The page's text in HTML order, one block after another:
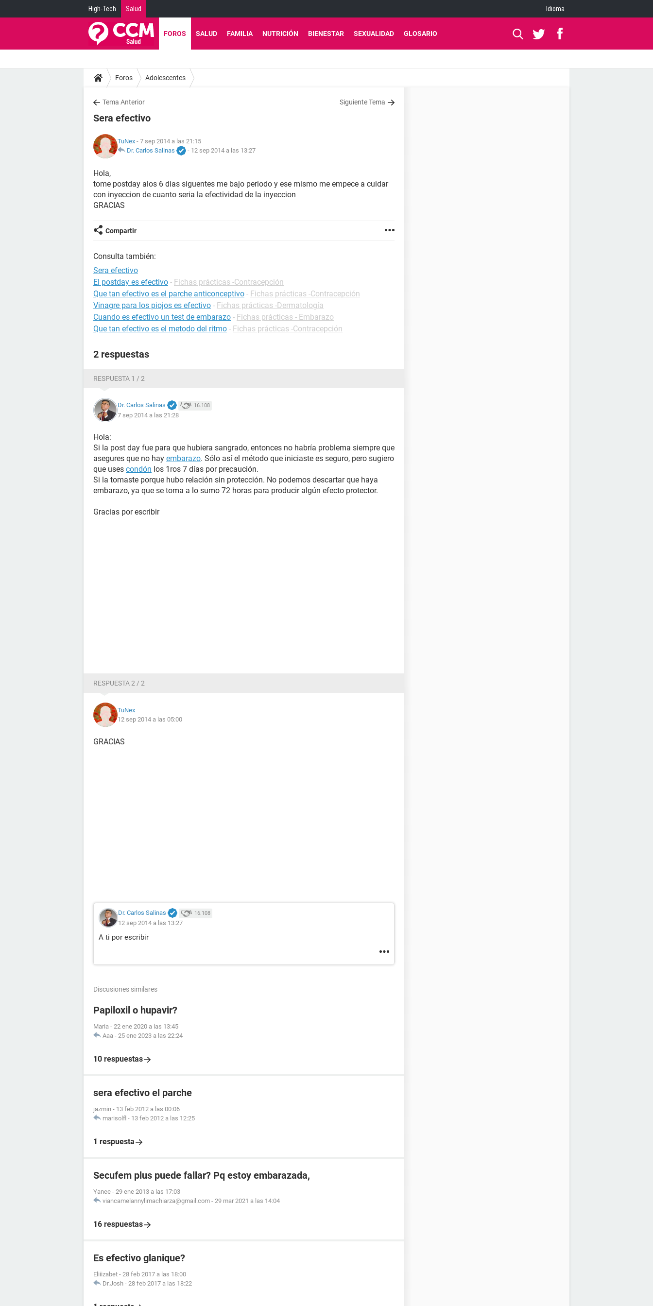
High-Tech Salud Idioma
FOROS SALUD FAMILIA NUTRICIÓN BIENESTAR SEXUALIDAD GLOSARIO
Foros Adolescentes
Tema Anterior Siguiente Tema
Sera efectivo
TuNex - 7 sep 2014 a las 21:15
Dr. Carlos Salinas
- 12 sep 2014 a las 13:27
Hola,
tome postday alos 6 dias siguentes me bajo periodo y ese mismo me empece a cuidar
con inyeccion de cuanto seria la efectividad de la inyeccion
GRACIAS
Compartir
Consulta también:
Sera efectivo
El postday es efectivo - Fichas prácticas -Contracepción
Que tan efectivo es el parche anticonceptivo - Fichas prácticas -Contracepción
Vinagre para los piojos es efectivo - Fichas prácticas -Dermatología
Cuando es efectivo un test de embarazo - Fichas prácticas - Embarazo
Que tan efectivo es el metodo del ritmo - Fichas prácticas -Contracepción
2 respuestas
RESPUESTA 1 / 2
Dr. Carlos Salinas 16.108
7 sep 2014 a las 21:28
Hola:
Si la post day fue para que hubiera sangrado, entonces no habría problema siempre que
asegures que no hay embarazo. Sólo así el método que iniciaste es seguro, pero sugiero
que uses condón los 1ros 7 días por precaución.
Si la tomaste porque hubo relación sin protección. No podemos descartar que haya
embarazo, ya que se toma a lo sumo 72 horas para producir algún efecto protector.
Gracias por escribir
RESPUESTA 2 / 2
TuNex
12 sep 2014 a las 05:00
GRACIAS
Dr. Carlos Salinas 16.108
12 sep 2014 a las 13:27
A ti por escribir
Discusiones similares
Papiloxil o hupavir?
Maria - 22 ene 2020 a las 13:45
Aaa - 25 ene 2023 a las 22:24
10 respuestas
sera efectivo el parche
jazmin - 13 feb 2012 a las 00:06
marisolfl - 13 feb 2012 a las 12:25
1 respuesta
Secufem plus puede fallar? Pq estoy embarazada,
Yanee - 29 ene 2013 a las 17:03
viancamelannylimachiarza@gmail.com - 29 mar 2021 a las 14:04
16 respuestas
Es efectivo glanique?
Eliiizabet - 28 feb 2017 a las 18:00
Dr.Josh - 28 feb 2017 a las 18:22